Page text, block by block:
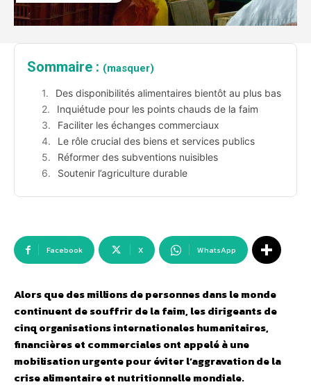
Sommaire : (masquer)
Des disponibilités alimentaires bientôt au plus bas
Inquiétude pour les points chauds de la faim
Faciliter les échanges commerciaux
Le rôle crucial des biens et services publics
Réformer des subventions nuisibles
Soutenir l’agriculture durable
Facebook X WhatsApp
Alors que des millions de personnes dans le monde
continuent de souffrir de la faim, les dirigeants de
cinq organisations internationales humanitaires,
financières et commerciales ont appelé à une
mobilisation urgente pour éviter l’aggravation de la
crise alimentaire et nutritionnelle mondiale.